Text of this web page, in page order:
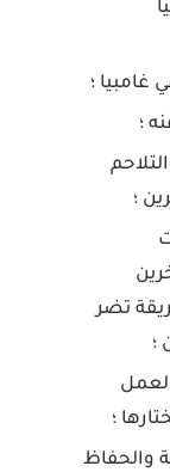
غامبيا ؛
؛
؛
تضر
؛
؛
والحفاظ